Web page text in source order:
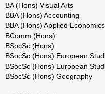
BA (Hons) Visual Arts
BBA (Hons) Accounting
BBA (Hons) Applied Economics
BComm (Hons)
BSocSc (Hons)
BSocSc (Hons) European
BSocSc (Hons) European
BSocSc (Hons) Geography